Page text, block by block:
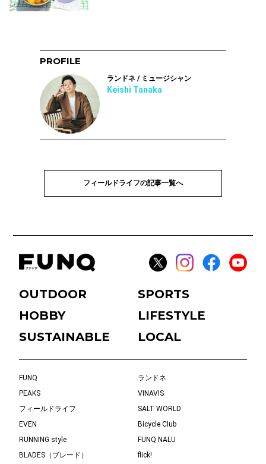
PROFILE
ランドネ / ミュージシャン
Keishi Tanaka
フィールドライフの記事一覧へ
OUTDOOR
SPORTS
HOBBY
LIFESTYLE
SUSTAINABLE
LOCAL
FUNQ
ランドネ
PEAKS
VINAVIS
フィールドライフ
SALT WORLD
EVEN
Bicycle Club
RUNNING style
FUNQ NALU
BLADES（ブレード）
flick!